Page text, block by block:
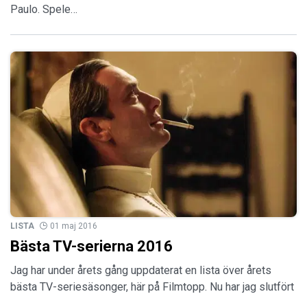
Paulo. Spele…
LISTA 01 maj 2016
Bästa TV-serierna 2016
Jag har under årets gång uppdaterat en lista över årets
bästa TV-seriesäsonger, här på Filmtopp. Nu har jag slutfört